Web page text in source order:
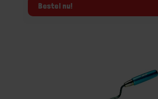
Bestel nu!